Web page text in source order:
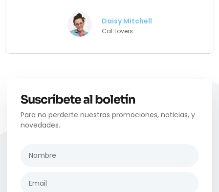
Daisy Mitchell
Cat Lovers
Suscríbete al boletín
Para no perderte nuestras promociones, noticias, y
novedades.